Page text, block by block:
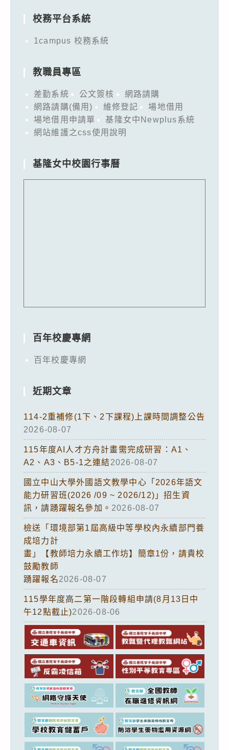
校務平台系統
1campus 校務系統
教職員專區
差勤系統 公文簽核
網路請購
網路請購(備用)
維修登記
場地借用
場地借用申請單
基隆女中Newplus系統
網站維護之css使用說明
基隆女中校園行事曆
百年校慶專網
百年校慶專網
近期文章
114-2重補修(1下、2下課程)上課時間調整公告
2026-08-07
115年度AI人才方舟計畫需完成研習：A1、
A2、A3、B5-1之連結2026-08-07
國立中山大學外國語文教學中心「2026年語文
能力研習班(2026 /09 ~ 2026/12)」招生資
訊，請踴躍報名參加。 2026-08-07
檢送「環境部第1屆高級中等學校內永續部門養
成培力計
畫」【教師培力永續工作坊】簡章1份，請貴校
鼓勵教師
踴躍報名2026-08-07
115學年度高二第一階段轉組申請(8月13日中
午12點截止)2026-08-06